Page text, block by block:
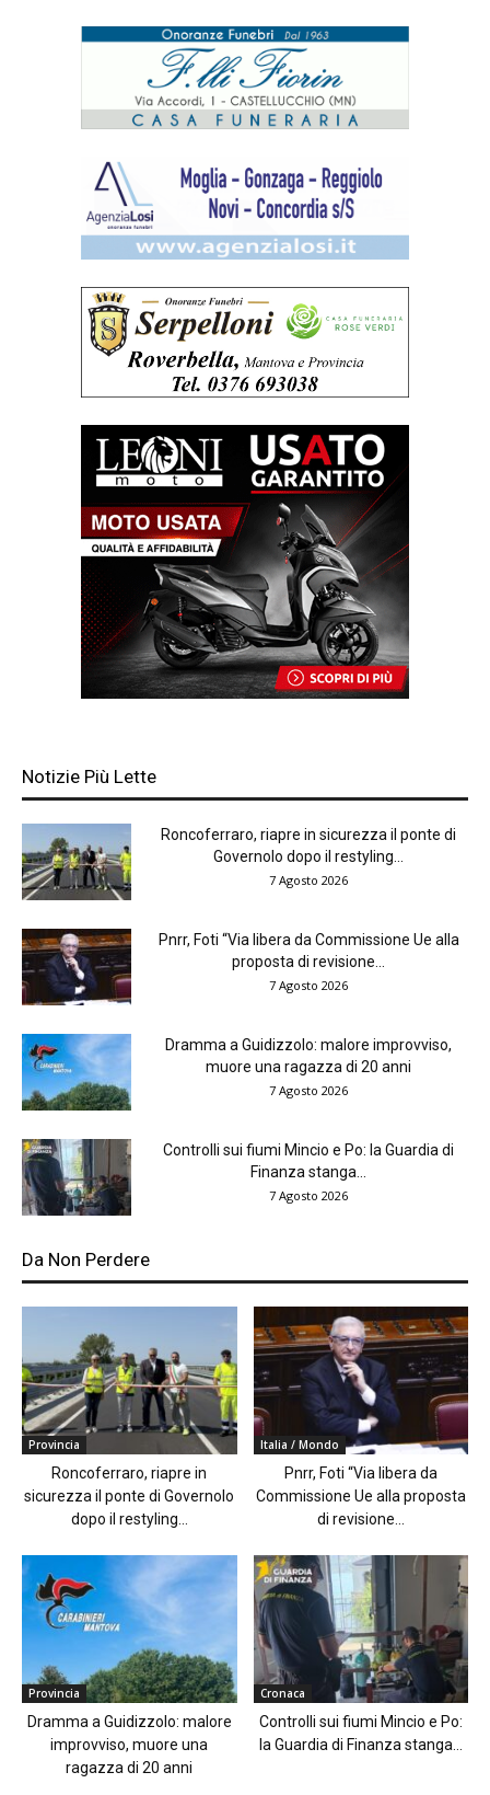
Notizie Più Lette
Roncoferraro, riapre in sicurezza il ponte di
Governolo dopo il restyling...
7 Agosto 2026
Pnrr, Foti “Via libera da Commissione Ue alla
proposta di revisione...
7 Agosto 2026
Dramma a Guidizzolo: malore improvviso,
muore una ragazza di 20 anni
7 Agosto 2026
Controlli sui fiumi Mincio e Po: la Guardia di
Finanza stanga...
7 Agosto 2026
Da Non Perdere
Provincia
Roncoferraro, riapre in
sicurezza il ponte di Governolo
dopo il restyling...
Italia / Mondo
Pnrr, Foti “Via libera da
Commissione Ue alla proposta
di revisione...
Provincia
Dramma a Guidizzolo: malore
improvviso, muore una
ragazza di 20 anni
Cronaca
Controlli sui fiumi Mincio e Po:
la Guardia di Finanza stanga...